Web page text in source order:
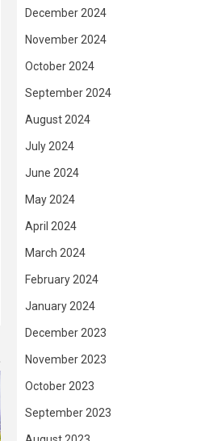
December 2024
November 2024
October 2024
September 2024
August 2024
July 2024
June 2024
May 2024
April 2024
March 2024
February 2024
January 2024
December 2023
November 2023
October 2023
September 2023